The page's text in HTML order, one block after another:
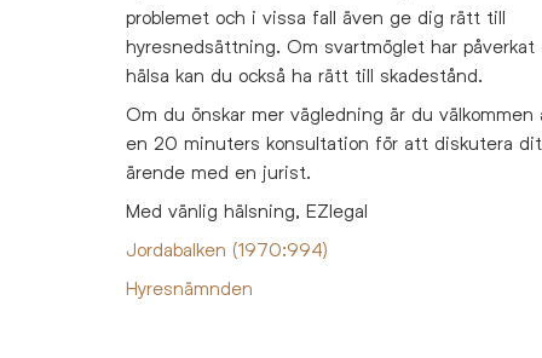
problemet och i vissa fall även ge dig rätt till
hyresnedsättning. Om svartmöglet har påverkat
hälsa kan du också ha rätt till skadestånd.
Om du önskar mer vägledning är du välkommen
en 20 minuters konsultation för att diskutera
ärende med en jurist.
Med vänlig hälsning, EZlegal
Jordabalken (1970:994)
Hyresnämnden